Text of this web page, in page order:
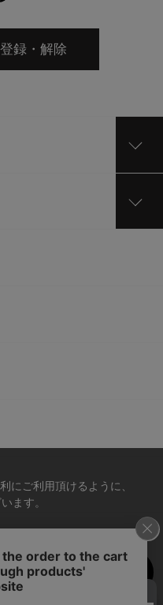
録・解除
にご利用頂けるように、
ます。
上で記録管理する技術のこ
た際に、お客様のデバイス
間からサーバーへ送り返さ